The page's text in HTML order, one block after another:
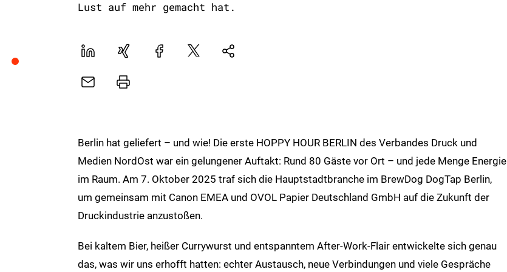
Lust auf mehr gemacht hat.
LinekdInXing FacebookPlattformNatives
E-
Drucker
Berlin hat geliefert – und wie! Die erste HOPPY HOUR BERLIN des Verbandes Druck und
Medien NordOst war ein gelungener Auftakt: Rund 80 Gäste vor Ort – und jede Menge Energie
im Raum. Am 7. Oktober 2025 traf sich die Hauptstadtbranche im BrewDog DogTap Berlin,
um gemeinsam mit Canon EMEA und OVOL Papier Deutschland GmbH auf die Zukunft der
Druckindustrie anzustoßen.
Bei kaltem Bier, heißer Currywurst und entspanntem After-Work-Flair entwickelte sich genau
das, was wir uns erhofft hatten: echter Austausch, neue Verbindungen und viele Gespräche